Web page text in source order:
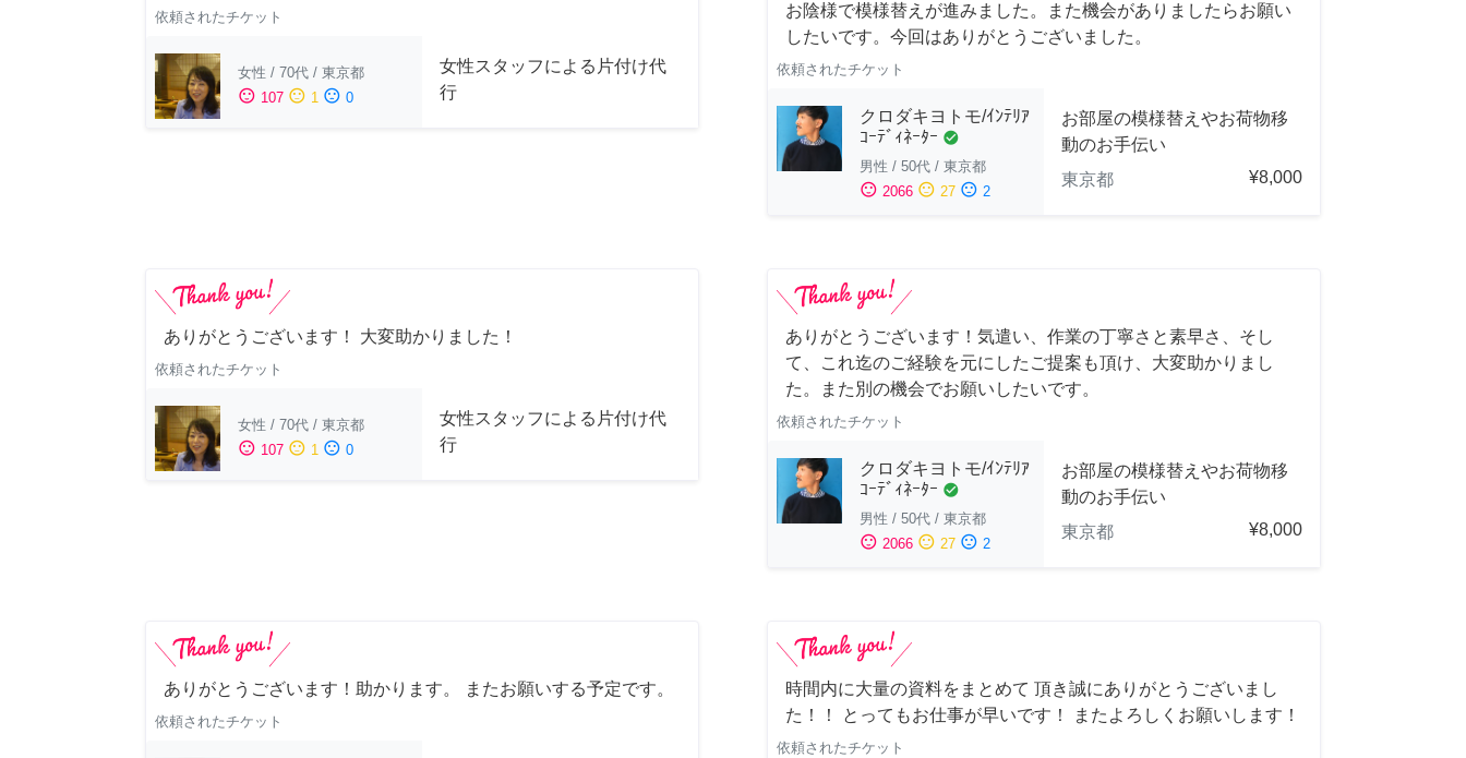
依頼されたチケット
女性 / 70代 / 東京都
sentiment_satisfied 107 sentiment_neutral 1 sentiment_dissatisfied 0
女性スタッフによる片付け代
行
お陰様で模様替えが進みました。また機会がありましたらお願い
したいです。今回はありがとうございました。
依頼されたチケット
クロダキヨトモ/ｲﾝﾃﾘｱ
ｺｰﾃﾞｨﾈｰﾀｰ check_circle
男性 / 50代 / 東京都
sentiment_satisfied 2066 sentiment_neutral 27 sentiment_dissatisfied 2
お部屋の模様替えやお荷物移
動のお手伝い
東京都
¥8,000
ありがとうございます！ 大変助かりました！
依頼されたチケット
女性 / 70代 / 東京都
sentiment_satisfied 107 sentiment_neutral 1 sentiment_dissatisfied 0
女性スタッフによる片付け代
行
ありがとうございます！気遣い、作業の丁寧さと素早さ、そし
て、これ迄のご経験を元にしたご提案も頂け、大変助かりまし
た。また別の機会でお願いしたいです。
依頼されたチケット
クロダキヨトモ/ｲﾝﾃﾘｱ
ｺｰﾃﾞｨﾈｰﾀｰ check_circle
男性 / 50代 / 東京都
sentiment_satisfied 2066 sentiment_neutral 27 sentiment_dissatisfied 2
お部屋の模様替えやお荷物移
動のお手伝い
東京都
¥8,000
ありがとうございます！助かります。 またお願いする予定です。
依頼されたチケット
時間内に大量の資料をまとめて 頂き誠にありがとうございまし
た！！ とってもお仕事が早いです！ またよろしくお願いします！
依頼されたチケット